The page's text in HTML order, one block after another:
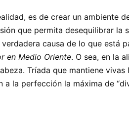
es de crear un ambiente
que permita desequilibrar
causa de lo que está
en Medio Oriente. O sea, en la
Tríada que mantiene
la perfección la máxima de